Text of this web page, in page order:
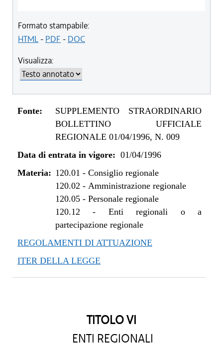
Formato stampabile:
HTML- PDF - DOC
Visualizza:
Fonte:
SUPPLEMENTO STRAORDINARIO
BOLLETTINO UFFICIALE
REGIONALE 01/04/1996, N. 009
Data di entrata in vigore: 01/04/1996
Materia: 120.01 - Consiglio regionale
120.02 - Amministrazione regionale
120.05- Personale regionale
120.12 - Enti regionali o a
partecipazione regionale
REGOLAMENTI DI ATTUAZIONE
ITER DELLA LEGGE
TITOLO VI
ENTI REGIONALI